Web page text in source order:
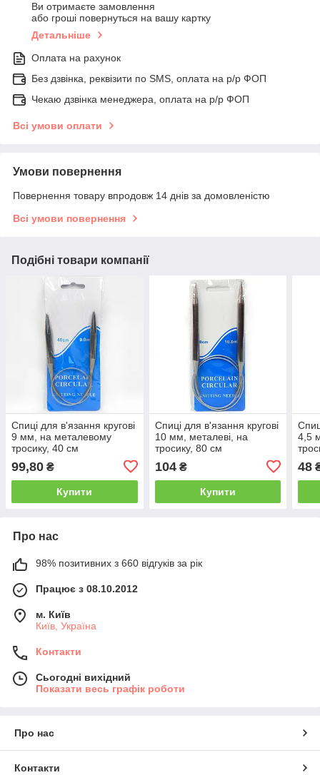
Ви отримаєте замовлення
або гроші повернуться на вашу картку
Детальніше
Оплата на рахунок
Без дзвінка, реквізити по SMS, оплата на р/р ФОП
Чекаю дзвінка менеджера, оплата на р/р ФОП
Всі умови оплати
Умови повернення
Повернення товару впродовж 14 днів за домовленістю
Всі умови повернення
Подібні товари компанії
Спиці для в'язання кругові
9 мм, на металевому
тросику, 40 см
99,80 ₴
Купити
Спиці для в'язання кругові
10 мм, металеві, на
тросику, 80 см
104₴
Купити
4,5
48
Про нас
98% позитивних з 660 відгуків за рік
Працює з 08.10.2012
м. Київ
Київ, Україна
Контакти
Сьогодні вихідний
Показати весь графік роботи
Про нас
Контакти